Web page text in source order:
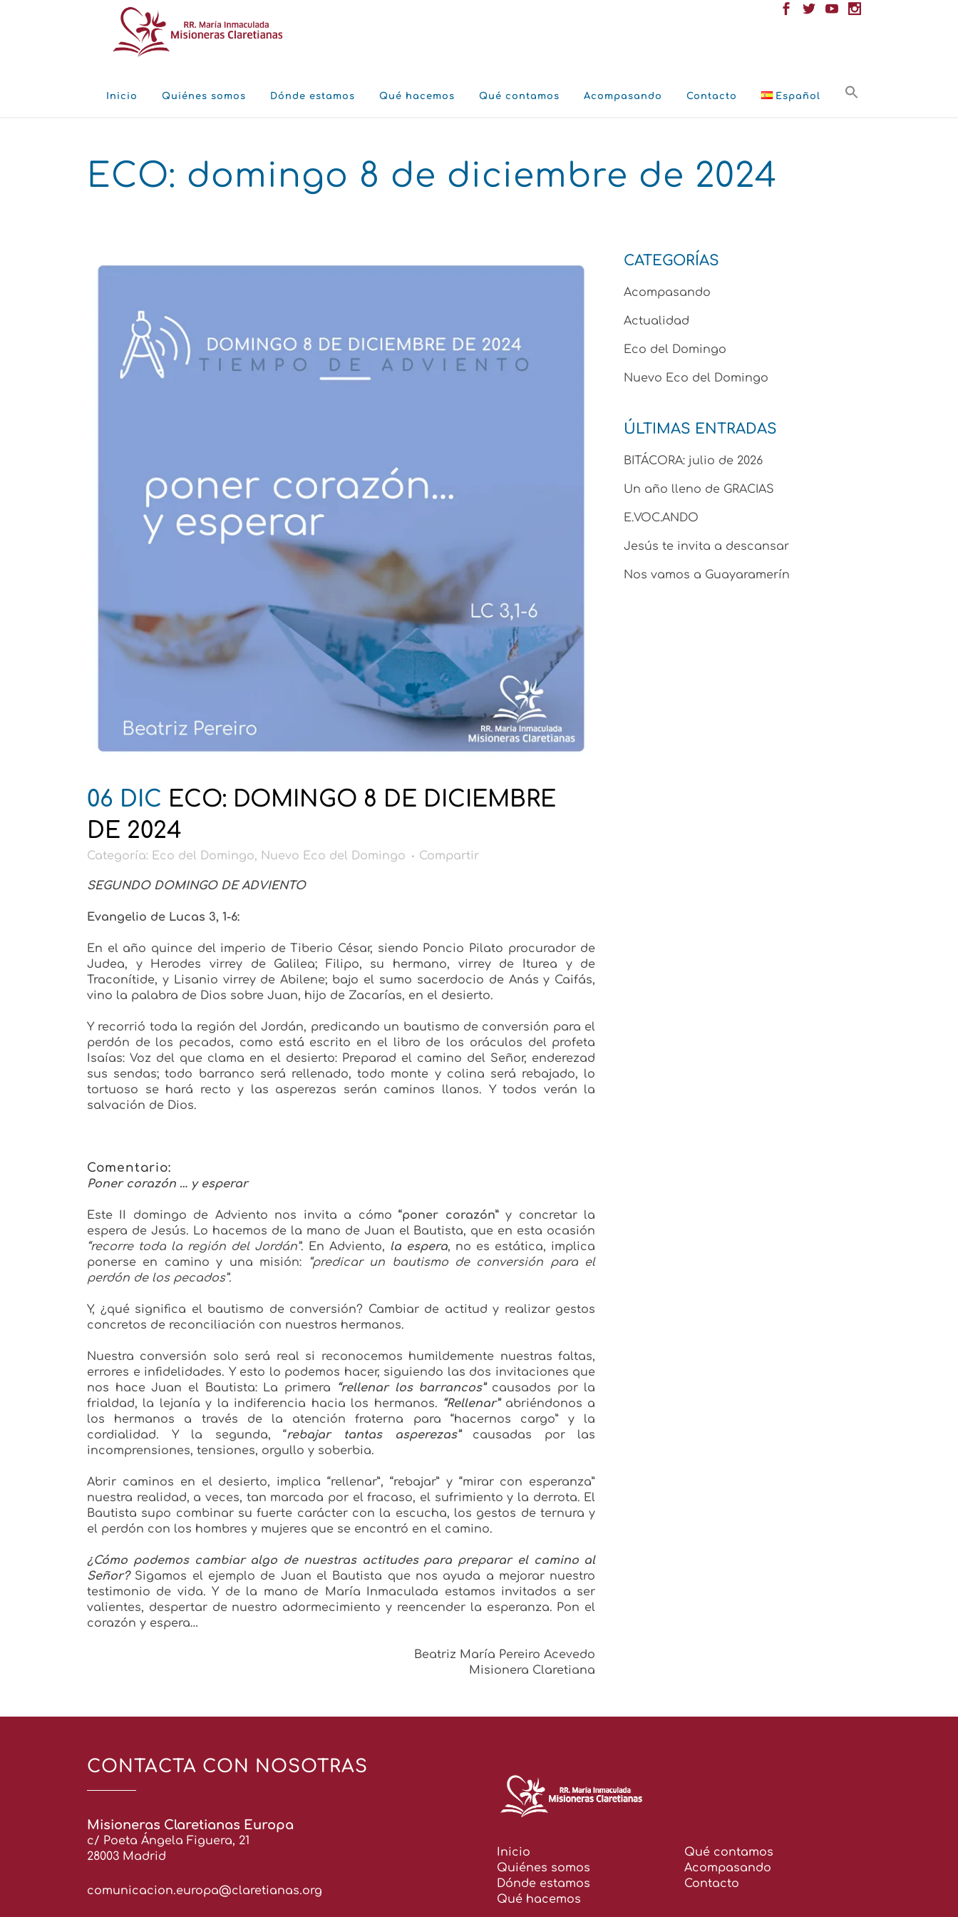
Inicio Quiénes somos Dónde estamos Qué hacemos Qué contamos Acompasando Contacto Español
ECO: domingo 8 de diciembre de 2024
06 DIC ECO: DOMINGO 8 DE DICIEMBRE
DE 2024
Categoría: Eco del Domingo, Nuevo Eco del Domingo Compartir
SEGUNDO DOMINGO DE ADVIENTO
Evangelio de Lucas 3, 1-6:
En el año quince del imperio de Tiberio César, siendo Poncio Pilato procurador de
Judea, y Herodes virrey de Galilea; Filipo, su hermano, virrey de Iturea y de
Traconítide, y Lisanio virrey de Abilene; bajo el sumo sacerdocio de Anás y Caifás,
vino la palabra de Dios sobre Juan, hijo de Zacarías, en el desierto.
Y recorrió toda la región del Jordán, predicando un bautismo de conversión para el
perdón de los pecados, como está escrito en el libro de los oráculos del profeta
Isaías: Voz del que clama en el desierto: Preparad el camino del Señor, enderezad
sus sendas; todo barranco será rellenado, todo monte y colina será rebajado, lo
tortuoso se hará recto y las asperezas serán caminos llanos. Y todos verán la
salvación de Dios.
Comentario:
Poner corazón … y esperar
Este II domingo de Adviento nos invita a cómo“poner corazón”y concretar la
espera de Jesús. Lo hacemos de la mano de Juan el Bautista, que en esta ocasión
“recorre toda la región del Jordán”. En Adviento, la espera, no es estática, implica
ponerse en camino y una misión:
“predicar un bautismo de conversión para el
perdón de los pecados”.
Y, ¿qué significa el bautismo de conversión? Cambiar de actitud y realizar gestos
concretos de reconciliación con nuestros hermanos.
Nuestra conversión solo será real si reconocemos humildemente nuestras faltas,
errores e infidelidades. Y esto lo podemos hacer, siguiendo las dos invitaciones que
nos hace Juan el Bautista: La primera
“rellenar los barrancos”causados por la
frialdad, la lejanía y la indiferencia hacia los hermanos. “Rellenar”abriéndonos a
los hermanos a través de la atención fraterna para “hacernos cargo” y la
cordialidad. Y la segunda, “rebajar tantas asperezas”causadas por las
incomprensiones, tensiones, orgullo y soberbia.
Abrir caminos en el desierto, implica “rellenar”, “rebajar” y “mirar con esperanza”
nuestra realidad, a veces, tan marcada por el fracaso, el sufrimiento y la derrota. El
Bautista supo combinar su fuerte carácter con la escucha, los gestos de ternura y
el perdón con los hombres y mujeres que se encontró en el camino.
¿Cómo podemos cambiar algo de nuestras actitudes para preparar el camino al
Señor?Sigamos el ejemplo de Juan el Bautista que nos ayuda a mejorar nuestro
testimonio de vida. Y de la mano de María Inmaculada estamos invitados a ser
valientes, despertar de nuestro adormecimiento y reencender la esperanza. Pon el
corazón y espera…
Beatriz María Pereiro Acevedo
Misionera Claretiana
CATEGORÍAS
Acompasando
Actualidad
Eco del Domingo
Nuevo Eco del Domingo
ÚLTIMAS ENTRADAS
BITÁCORA: julio de 2026
Un año lleno de GRACIAS
E.VOC.ANDO
Jesús te invita a descansar
Nos vamos a Guayaramerín
CONTACTA CON NOSOTRAS
Misioneras Claretianas Europa
c/ Poeta Ángela Figuera, 21
28003 Madrid
comunicacion.europa@claretianas.org
Inicio
Quiénes somos
Dónde estamos
Qué hacemos
Qué contamos
Acompasando
Contacto